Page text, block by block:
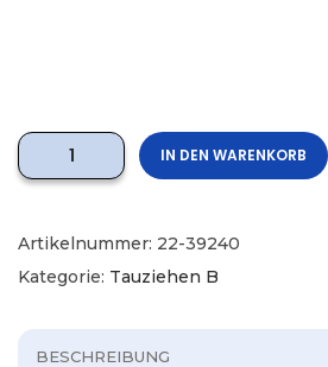
IN DEN WARENKORB
Artikelnummer: 22-39240
Kategorie: Tauziehen B
BESCHREIBUNG